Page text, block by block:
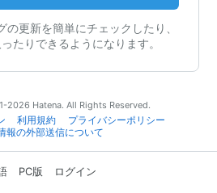
更新を簡単にチェックしたり、
たりできるようになります。
2026 Hatena. All Rights Reserved.
利用規約
プライバシーポリシー
報の外部送信について
PC版 ログイン